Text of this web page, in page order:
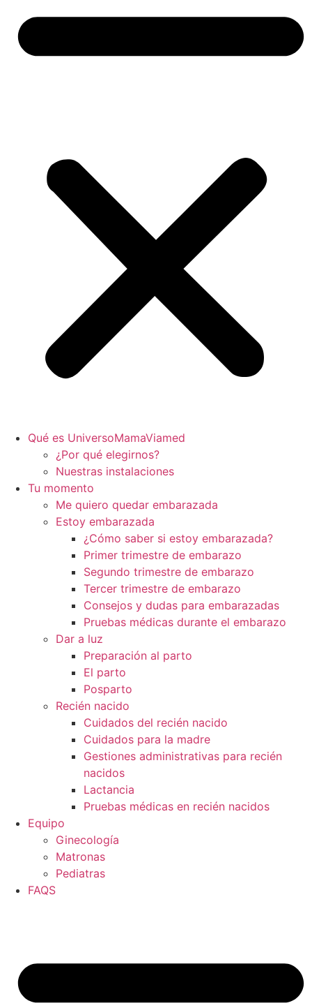
Qué es UniversoMamaViamed
¿Por qué elegirnos?
Nuestras instalaciones
Tu momento
Me quiero quedar embarazada
Estoy embarazada
¿Cómo saber si estoy embarazada?
Primer trimestre de embarazo
Segundo trimestre de embarazo
Tercer trimestre de embarazo
Consejos y dudas para embarazadas
Pruebas médicas durante el embarazo
Dar a luz
Preparación al parto
El parto
Posparto
Recién nacido
Cuidados del recién nacido
Cuidados para la madre
Gestiones administrativas para recién
nacidos
Lactancia
Pruebas médicas en recién nacidos
Equipo
Ginecología
Matronas
Pediatras
FAQS